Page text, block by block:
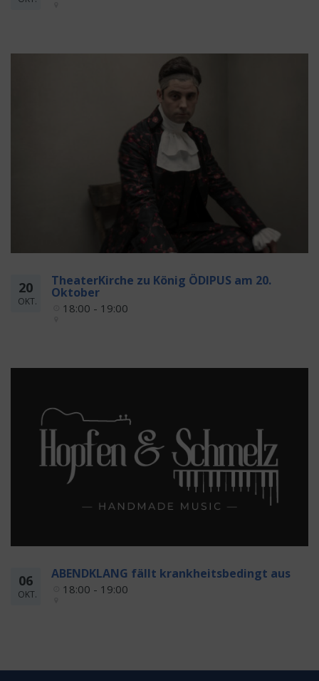
20
OKT.
TheaterKirche zu König ÖDIPUS am 20.
Oktober
18:00 - 19:00
06
OKT.
ABENDKLANG fällt krankheitsbedingt aus
18:00 - 19:00